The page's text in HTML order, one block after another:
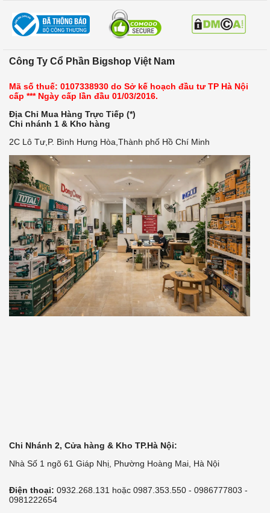
Công Ty Cổ Phần Bigshop Việt Nam
Mã số thuế: 0107338930 do Sở kế hoạch đầu tư TP Hà Nội
cấp *** Ngày cấp lần đầu 01/03/2016.
Địa Chỉ Mua Hàng Trực Tiếp (*)
Chi nhánh 1 & Kho hàng
2C Lô Tư,P. Bình Hưng Hòa,Thành phố Hồ Chí Minh
Chi Nhánh 2, Cửa hàng & Kho TP.Hà Nội:
Nhà Số 1 ngõ 61 Giáp Nhị, Phường Hoàng Mai, Hà Nội
Điện thoại: 0932.268.131 hoặc 0987.353.550 - 0986777803 -
0981222654